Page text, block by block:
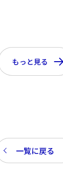
もっと見る
一覧に戻る